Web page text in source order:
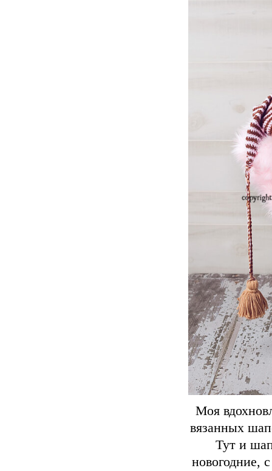
Моя
вязанных
Тут и
новогодние,